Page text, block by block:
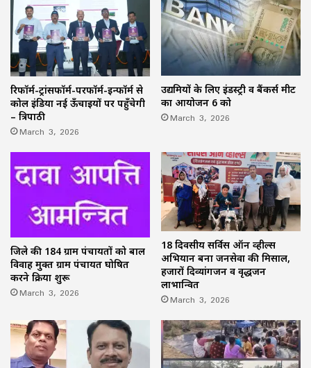
रिफॉर्म-ट्रांसफॉर्म-परफॉर्म-इन्फॉर्म से
कोल इंडिया नई ऊँचाइयों पर पहुँचेगी
– त्रिपाठी
March 3, 2026
उद्यमियों के लिए इंडस्ट्री व बैंकर्स मीट
का आयोजन 6 को
March 3, 2026
जिले की 184 ग्राम पंचायतों को बाल
विवाह मुक्त ग्राम पंचायत घोषित
करने प्रक्रिया शुरू
March 3, 2026
18 दिवसीय सर्विस ऑन व्हील्स
अभियान बना जनसेवा की मिसाल,
हजारों दिव्यांगजन व वृद्धजन
लाभान्वित
March 3, 2026